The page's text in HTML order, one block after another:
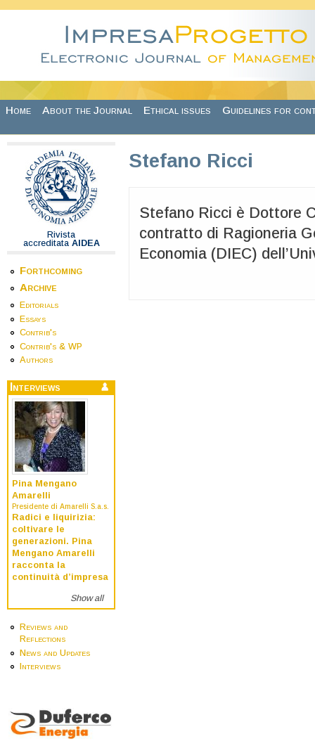
Home About the Journal Ethical issues Guidelines for
Rivista
accreditata AIDEA
Forthcoming
Archive
Editorials
Essays
Contrib's
Contrib's & WP
Authors
Interviews
Pina Mengano
Amarelli
Presidente di Amarelli S.a.s.
Radici e liquirizia:
coltivare le
generazioni. Pina
Mengano Amarelli
racconta la
continuità d’impresa
Show all
Reviews and
Reflections
News and Updates
Interviews
Stefano Ricci
Stefano Ricci è Dottore
contratto di Ragioneria
Economia (DIEC)